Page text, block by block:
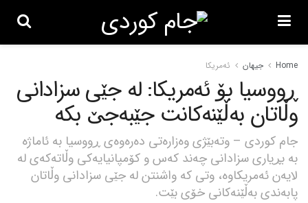
Home جیهان ئەمریکا
ڕووسیا بۆ ئەمریکا: لە جێی سزادانی
وڵاتان بەڵێنەکانت جێبەجێ بکە
جام کوردی – وتەبێژی وەزارەتی دەرەوەی ڕووسیا بە ئاماژە
بە بڕیاری سزادانی چەند کەس و کۆمپانیایەکی وڵاتەکەی لە
لایەن ئەمریکاوە، وتی کە واشنتن لە جێی سزادانی وڵاتان
پابەندی بەڵێنەکانی خۆی بێت.